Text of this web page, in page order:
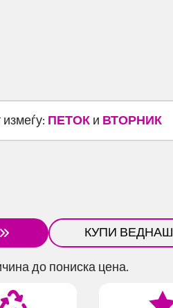
ПЕТОК и ВТОРНИК
КУПИ ВЕДНАШ
до пониска цена.